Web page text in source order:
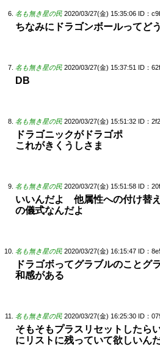
名も無き星の民 2020/03/27(金) 15:35:06 ID：
ちなみにドラゴンボールってど
名も無き星の民 2020/03/27(金) 15:37:51 ID：
DB
名も無き星の民 2020/03/27(金) 15:51:32 ID：
ドラゴニックがドラゴポ
これがきくうしさま
名も無き星の民 2020/03/27(金) 15:51:58 ID：
いいんだよ 他属性への付け替
の儀式なんだよ
名も無き星の民 2020/03/27(金) 16:15:47 ID：
ドラゴボってグラブルのことグ
和感がある
名も無き星の民 2020/03/27(金) 16:25:30 ID：
そもそもプラスリセットしたら
にリストに残っていて欲しいん